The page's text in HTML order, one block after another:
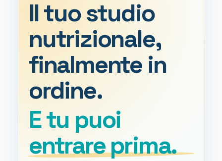
Il tuo studio
nutrizionale,
finalmente in
ordine.
E tu puoi
entrare prima.